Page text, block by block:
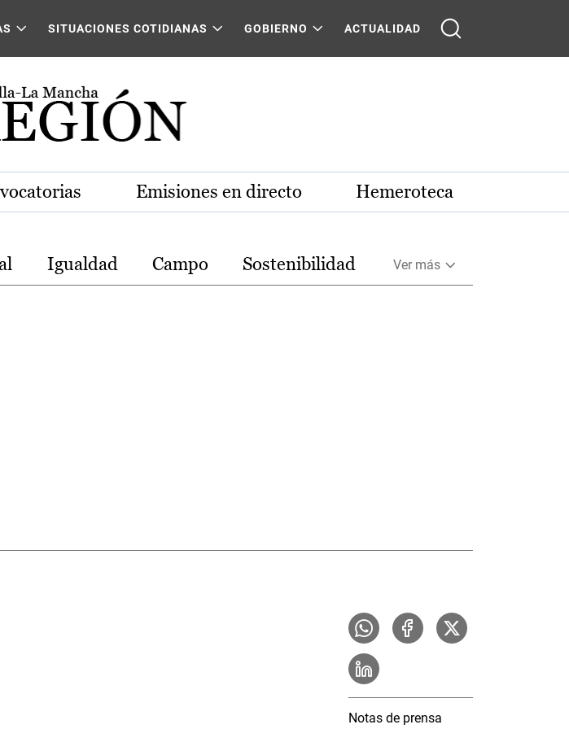
SITUACIONES COTIDIANAS GOBIERNO ACTUALIDAD
Emisiones en directo Hemeroteca
Igualdad Campo Sostenibilidad Ver más
Notas de prensa